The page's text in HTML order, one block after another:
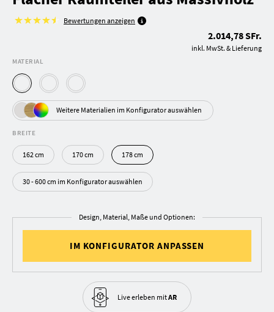
Bewertungen anzeigen
2.014,78 SFr.
inkl. MwSt. & Lieferung
MATERIAL
Weitere Materialien im Konfigurator auswählen
BREITE
162 cm 170 cm 178 cm
30 - 600 cm im Konfigurator auswählen
Design, Material, Maße und Optionen:
IM KONFIGURATOR ANPASSEN
Live erleben mitAR